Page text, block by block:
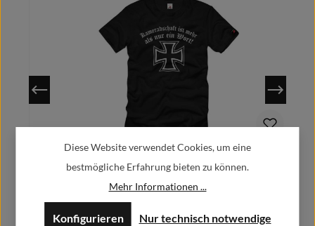
Kameradschaft Wort Reservist BW Soldat Veteran Bundeswehr
Diese Website verwendet Cookies, um eine
bestmögliche Erfahrung bieten zu können.
Mehr Informationen ...
Nur technisch notwendige
Konfigurieren